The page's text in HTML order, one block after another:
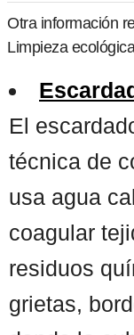
Otra información
Limpieza
El
técnica de
usa agua
coagular
residuos
grietas,